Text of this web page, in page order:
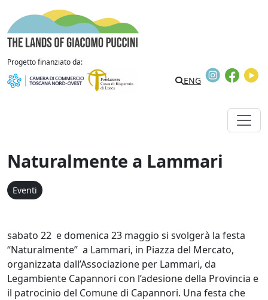
Vai al contenuto
Progetto finanziato da:
Search
ENG
Instagram
Naturalmente a Lammari
Eventi
sabato 22 e domenica 23 maggio si svolgerà la festa
“Naturalmente” a Lammari, in Piazza del Mercato,
organizzata dall’Associazione per Lammari, da
Legambiente Capannori con l’adesione della Provincia e
il patrocinio del Comune di Capannori. Una festa che